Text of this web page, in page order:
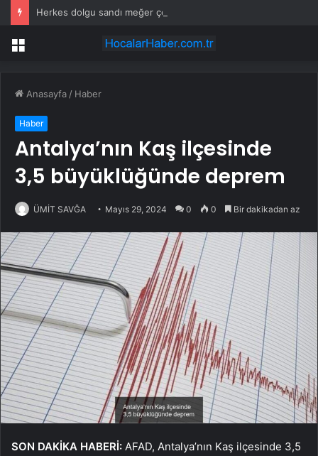
Herkes dolgu sandı meğer çenesini böcek ısırmış
Menü
Anasayfa / Haber
Haber
Antalya’nın Kaş ilçesinde
3,5 büyüklüğünde deprem
ÜMİT SAVĞA Mayıs 29, 2024 0 0 Bir dakikadan az
SON DAKİKA HABERİ: AFAD, Antalya’nın Kaş ilçesinde 3,5